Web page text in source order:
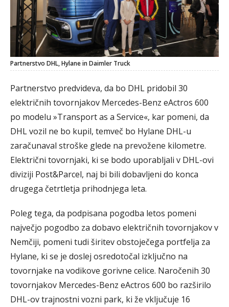
Partnerstvo DHL, Hylane in Daimler Truck
Partnerstvo predvideva, da bo DHL pridobil 30
električnih tovornjakov Mercedes-Benz eActros 600
po modelu »Transport as a Service«, kar pomeni, da
DHL vozil ne bo kupil, temveč bo Hylane DHL-u
zaračunaval stroške glede na prevožene kilometre.
Električni tovornjaki, ki se bodo uporabljali v DHL-ovi
diviziji Post&Parcel, naj bi bili dobavljeni do konca
drugega četrtletja prihodnjega leta.
Poleg tega, da podpisana pogodba letos pomeni
največjo pogodbo za dobavo električnih tovornjakov v
Nemčiji, pomeni tudi širitev obstoječega portfelja za
Hylane, ki se je doslej osredotočal izključno na
tovornjake na vodikove gorivne celice. Naročenih 30
tovornjakov Mercedes-Benz eActros 600 bo razširilo
DHL-ov trajnostni vozni park, ki že vključuje 16